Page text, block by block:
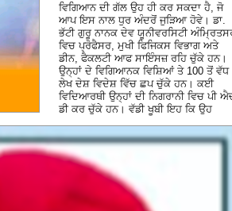
ਵਿਗਿਆਨ ਦੀ ਗੱਲ ਉਹ ਹੀ ਕਰ ਸਕਦਾ ਹੈ, ਜੋ
ਆਪ ਇਸ ਨਾਲ ਧੁਰ ਅੰਦਰੋਂ ਜੁੜਿਆ ਹੋਵੇ। ਡਾ.
ਭੱਟੀ ਗੁਰੂ ਨਾਨਕ ਦੇਵ ਯੂਨੀਵਰਸਿਟੀ
ਵਿਚ ਪ੍ਰੋਫੈਸਰ, ਮੁਖੀ ਫਿਜਿਕਸ ਵਿਭਾਗ ਅਤੇ
ਡੀਨ, ਫੈਕਲਟੀ ਆਫ ਸਾਇੰਸਜ਼ ਰਹਿ ਚੁੱਕੇ ਹਨ।
ਉਨ੍ਹਾਂ ਦੇ ਵਿਗਿਆਨਕ ਵਿਸ਼ਿਆਂ ਤੇ 100 ਤੋਂ ਵੱਧ
ਲੇਖ ਦੇਸ਼ ਵਿਦੇਸ਼ ਵਿੱਚ ਛਪ ਚੁੱਕੇ ਹਨ। ਕਈ
ਵਿਦਿਆਰਥੀ ਉਨ੍ਹਾਂ ਦੀ ਨਿਗਰਾਨੀ ਵਿਚ ਪੀ
ਡੀ ਕਰ ਚੁੱਕੇ ਹਨ। ਵੱਡੀ ਖੂਬੀ ਇਹ ਕਿ ਉਹ